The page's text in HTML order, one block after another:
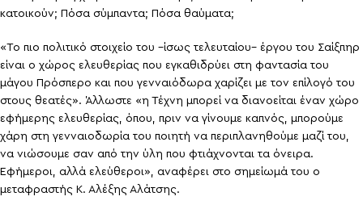
κατοικούν; Πόσα σύμπαντα; Πόσα θαύματα;
«Το πιο πολιτικό στοιχείο του –ίσως τελευταίου– έργου του Σαίξπηρ
είναι ο χώρος ελευθερίας που εγκαθιδρύει στη φαντασία του
μάγου Πρόσπερο και που γενναιόδωρα χαρίζει με τον επίλογό του
στους θεατές». Άλλωστε «η Τέχνη μπορεί να διανοείται έναν χώρο
εφήμερης ελευθερίας, όπου, πριν να γίνουμε καπνός, μπορούμε
χάρη στη γενναιοδωρία του ποιητή να περιπλανηθούμε μαζί του,
να νιώσουμε σαν από την ύλη που φτιάχνονται τα όνειρα.
Εφήμεροι, αλλά ελεύθεροι», αναφέρει στο σημείωμά του ο
μεταφραστής Κ. Αλέξης Αλάτσης.